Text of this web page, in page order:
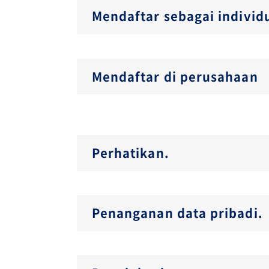
Mendaftar sebagai
Mendaftar di perusahaan
Perhatikan.
Penanganan data pribadi.